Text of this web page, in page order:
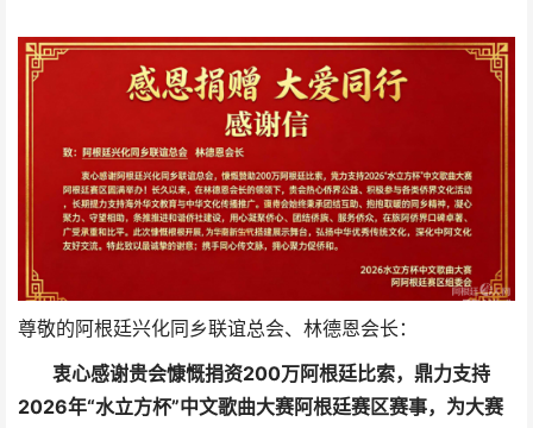
尊敬的阿根廷兴化同乡联谊总会、林德恩会长：
衷心感谢贵会慷慨捐资200万阿根廷比索，鼎力支持
2026年“水立方杯”中文歌曲大赛阿根廷赛区赛事，为大赛
大爱同行:致阿根廷兴化同乡联谊
总会的感谢信